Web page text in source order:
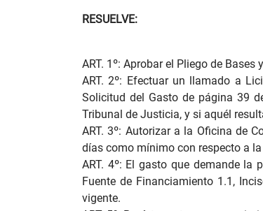
RESUELVE:
ART. 1º: Aprobar el Pliego de
ART. 2º: Efectuar un llamado a
Solicitud del Gasto de página 39
Tribunal de Justicia, y si aquél
ART. 3º: Autorizar a la Oficina de
días como mínimo con respecto a
ART. 4º: El gasto que demande la
Fuente de Financiamiento 1.1,
vigente.